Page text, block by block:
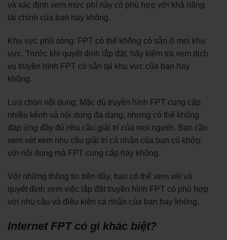
và xác định xem mức phí này có phù hợp với khả năng
tài chính của bạn hay không.
Khu vực phủ sóng: FPT có thể không có sẵn ở mọi khu
vực. Trước khi quyết định lắp đặt, hãy kiểm tra xem dịch
vụ truyền hình FPT có sẵn tại khu vực của bạn hay
không.
Lựa chọn nội dung: Mặc dù truyền hình FPT cung cấp
nhiều kênh và nội dung đa dạng, nhưng có thể không
đáp ứng đầy đủ nhu cầu giải trí của mọi người. Bạn cần
xem xét xem nhu cầu giải trí cá nhân của bạn có khớp
với nội dung mà FPT cung cấp hay không.
Với những thông tin trên đây, bạn có thể xem xét và
quyết định xem việc lắp đặt truyền hình FPT có phù hợp
với nhu cầu và điều kiện cá nhân của bạn hay không.
Internet FPT có gì khác biệt?